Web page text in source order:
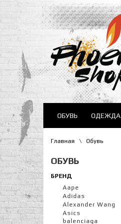
ОБУВЬ ОДЕЖДА
Главная \ Обувь
ОБУВЬ
БРЕНД
Aape
Adidas
Alexander Wang
Asics
balenciaga